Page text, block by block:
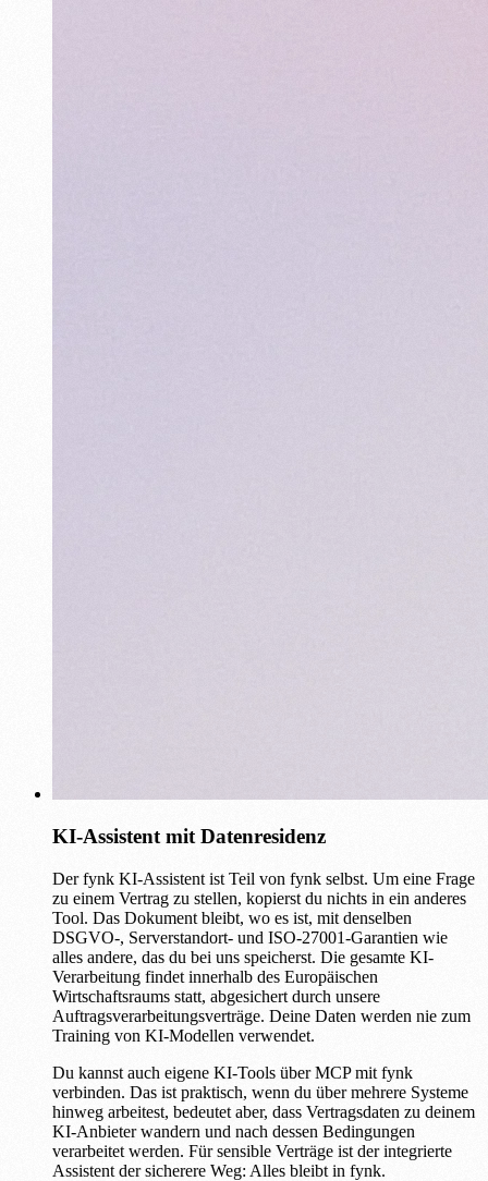
KI-Assistent mit Datenresidenz
Der fynk KI-Assistent ist Teil von fynk selbst. Um eine Frage
zu einem Vertrag zu stellen, kopierst du nichts in ein anderes
Tool. Das Dokument bleibt, wo es ist, mit denselben
DSGVO-, Serverstandort- und ISO-27001-Garantien wie
alles andere, das du bei uns speicherst. Die gesamte KI-
Verarbeitung findet innerhalb des Europäischen
Wirtschaftsraums statt, abgesichert durch unsere
Auftragsverarbeitungsverträge. Deine Daten werden nie zum
Training von KI-Modellen verwendet.
Du kannst auch eigene KI-Tools über MCP mit fynk
verbinden. Das ist praktisch, wenn du über mehrere Systeme
hinweg arbeitest, bedeutet aber, dass Vertragsdaten zu deinem
KI-Anbieter wandern und nach dessen Bedingungen
verarbeitet werden. Für sensible Verträge ist der integrierte
Assistent der sicherere Weg: Alles bleibt in fynk.